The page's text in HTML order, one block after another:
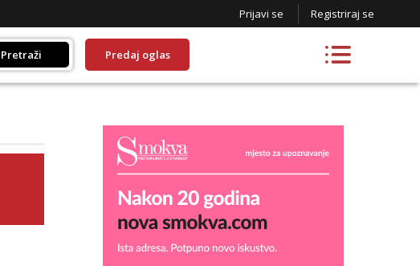
Prijavi se Registriraj se
Pretraži Predaj oglas